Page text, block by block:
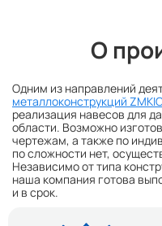
О
Одним из направлений
металлоконструкций
реализация навесов для
области. Возможно
чертежам, а также по
по сложности нет,
Независимо от типа
наша компания готова
и в срок.